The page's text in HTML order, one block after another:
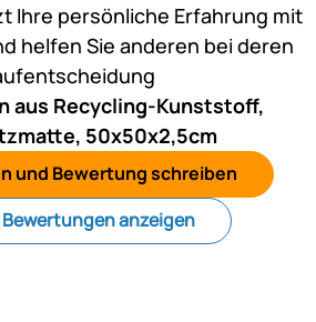
Ihre persönliche Erfahrung mit
helfen Sie anderen bei deren
aus Recycling-Kunststoff,
50x50x2,5cm
und Bewertung schreiben
Bewertungen anzeigen